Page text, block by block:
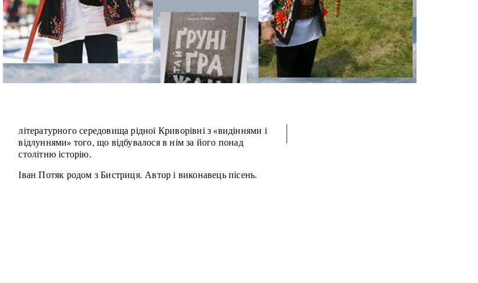
літературного середовища рідної Криворівні з «видіннями і
відлуннями» того, що відбувалося в нім за його понад
столітню історію.
Іван Потяк родом з Бистриця. Автор і виконавець пісень.